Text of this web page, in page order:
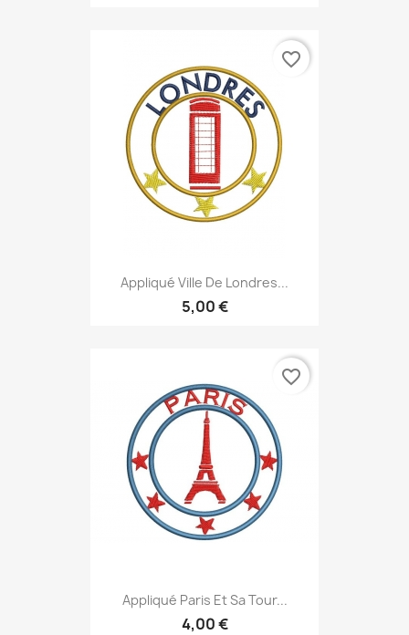
Appliqué Ville De Londres...
5,00 €
favorite_border
Appliqué Paris Et Sa Tour...
4,00 €
favorite_border